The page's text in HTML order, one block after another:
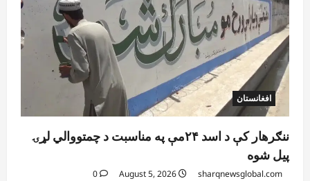
افغانستان
ننګرهار کې د اسد ۲۴مې په مناسبت د چمتووالي لړۍ
پیل شوه
sharqnewsglobal.com
0